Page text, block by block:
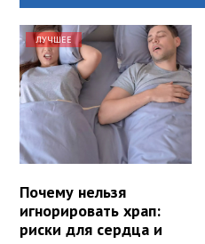
ЛУЧШЕЕ
Почему нельзя
игнорировать храп:
риски для сердца и